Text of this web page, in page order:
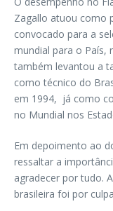
Zagallo atuou como
convocado para a
mundial para o País,
também levantou a
como técnico do
em 1994, já como
no Mundial nos
Em depoimento ao
ressaltar a
agradecer por tudo.
brasileira foi por